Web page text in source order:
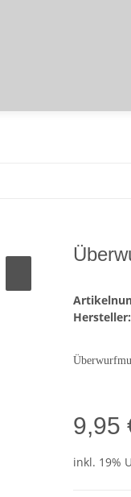
Hersteller:
9,95
inkl. 19%